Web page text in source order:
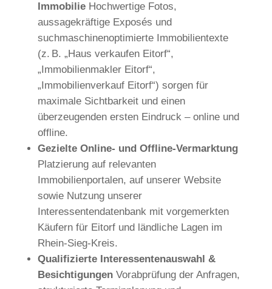
ImmobilieHochwertige Fotos,
aussagekräftige Exposés und
suchmaschinenoptimierte Immobilientexte
(z. B. „Haus verkaufen Eitorf“,
„Immobilienmakler Eitorf“,
„Immobilienverkauf Eitorf“) sorgen für
maximale Sichtbarkeit und einen
überzeugenden ersten Eindruck – online und
offline.
Gezielte Online- und Offline-Vermarktung
Platzierung auf relevanten
Immobilienportalen, auf unserer Website
sowie Nutzung unserer
Interessentendatenbank mit vorgemerkten
Käufern für Eitorf und ländliche Lagen im
Rhein-Sieg-Kreis.
Qualifizierte Interessentenauswahl &
BesichtigungenVorabprüfung der Anfragen,